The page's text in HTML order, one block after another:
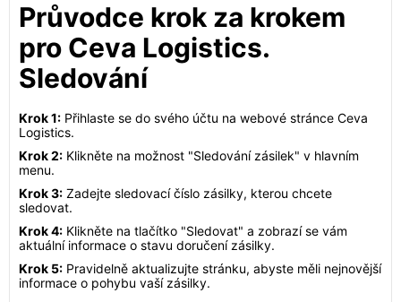
Průvodce krok za krokem
pro Ceva Logistics.
Sledování
Krok 1: Přihlaste se do svého účtu na webové stránce Ceva
Logistics.
Krok 2: Klikněte na možnost "Sledování zásilek" v hlavním
menu.
Krok 3: Zadejte sledovací číslo zásilky, kterou chcete
sledovat.
Krok 4: Klikněte na tlačítko "Sledovat" a zobrazí se vám
aktuální informace o stavu doručení zásilky.
Krok 5: Pravidelně aktualizujte stránku, abyste měli nejnovější
informace o pohybu vaší zásilky.